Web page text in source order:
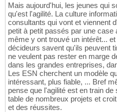
Mais aujourd'hui, les jeunes qui
qu'est l'agilité. La culture
consultants qui vont et viennent
petit à petit passés par une case
même y ont trouvé un intérêt...
décideurs savent qu'ils peuvent
ne veulent pas rester en marge
dans les grandes entreprises,
Les ESN cherchent un modèle
intéressant, plus fiable, ... Bref
pense que l'agilité est en train
table de nombreux projets et
et des réussites.